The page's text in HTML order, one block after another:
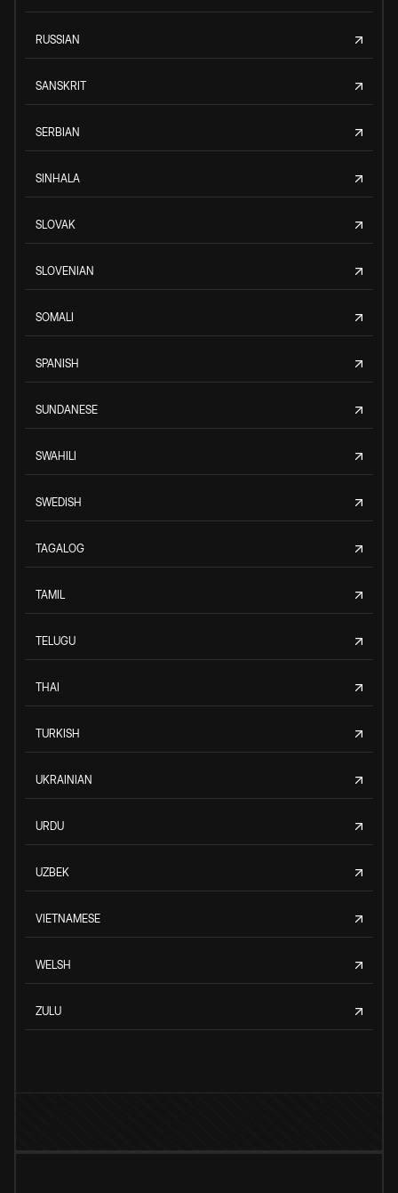
RUSSIAN
SANSKRIT
SERBIAN
SINHALA
SLOVAK
SLOVENIAN
SOMALI
SPANISH
SUNDANESE
SWAHILI
SWEDISH
TAGALOG
TAMIL
TELUGU
THAI
TURKISH
UKRAINIAN
URDU
UZBEK
VIETNAMESE
WELSH
ZULU